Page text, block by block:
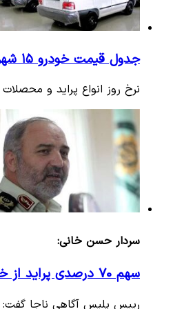
جدول قیمت خودرو ۱۵ شهریور ۱۴۰۰/ پراید ۱۵۳میلیون تومان شد
نرخ روز انواع پراید و
سردار حسن‌ خانی:
سهم 70 درصدی پراید از خودروهای سرقتی کشور
رییس پلیس آگاهی ناجا گفت: به عنوان مثال در حوزه خودرو